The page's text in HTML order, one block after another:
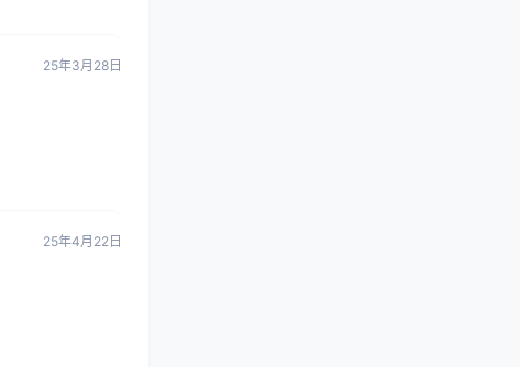
25年3月28日
25年4月22日